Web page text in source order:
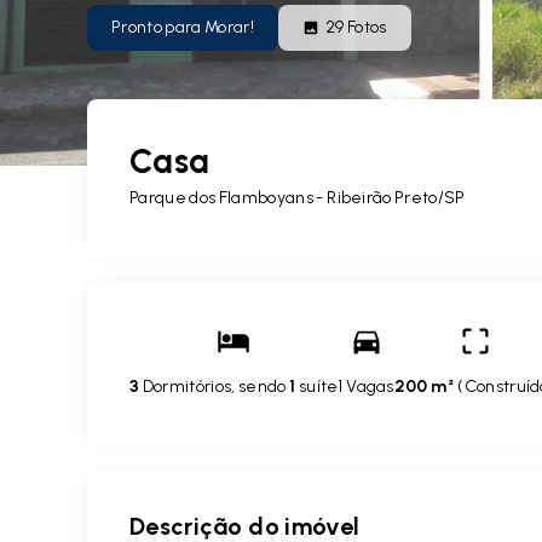
Pronto para Morar! 29 Fotos
Casa
Parque dos Flamboyans - Ribeirão Preto/SP
3 Dormitórios, sendo1 suíte1 Vagas200 m² (
Descrição do imóvel